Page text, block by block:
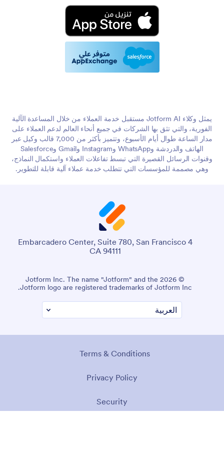
يمثل وكلاء Jotform AI مستقبل خدمة العملاء من خلال المساعدة الآلية
الفورية، والتي تثق بها الشركات في جميع أنحاء العالم لدعم العملاء على
مدار الساعة طوال أيام الأسبوع، وتتميز بأكثر من 7,000 قالب وكيل عبر
الهاتف والدردشة وWhatsApp وInstagram وGmail وSalesforce
وقنوات الرسائل القصيرة التي تبسط تفاعلات العملاء واستكمال النماذج،
وهي مصممة للمؤسسات التي تتطلب خدمة عملاء آلية قابلة للتطوير.
4 Embarcadero Center, Suite 780, San Francisco
CA 94111
© 2026 Jotform Inc. The name "Jotform" and the
Jotform logo are registered trademarks of Jotform Inc.
Terms & Conditions
Privacy Policy
Security